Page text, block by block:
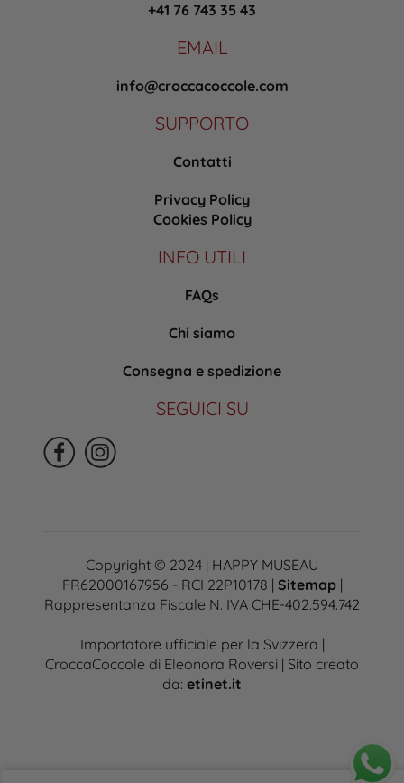
+41 76 743 35 43
EMAIL
info@croccacoccole.com
SUPPORTO
Contatti
Privacy Policy
Cookies Policy
INFO UTILI
FAQs
Chi siamo
Consegna e spedizione
SEGUICI SU
Copyright © 2024 | HAPPY MUSEAU
FR62000167956 - RCI 22P10178 | Sitemap|
Rappresentanza Fiscale N. IVA CHE-402.594.742
Importatore ufficiale per la Svizzera |
CroccaCoccole di Eleonora Roversi | Sito creato
da: etinet.it